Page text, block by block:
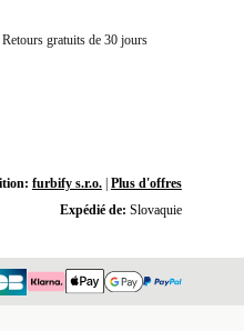
Retours gratuits de 30 jours
furbify s.r.o.| Plus d'offres
Expédié de: Slovaquie